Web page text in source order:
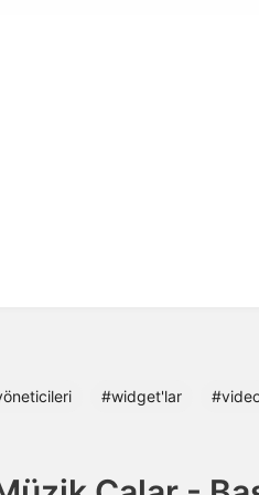
#widget'lar